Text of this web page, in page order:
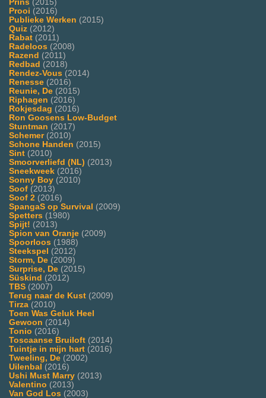
Prins (2015)
Prooi (2016)
Publieke Werken (2015)
Quiz (2012)
Rabat (2011)
Radeloos (2008)
Razend (2011)
Redbad (2018)
Rendez-Vous (2014)
Renesse (2016)
Reunie, De (2015)
Riphagen (2016)
Rokjesdag (2016)
Ron Goosens Low-Budget
Stuntman (2017)
Schemer(2010)
Schone Handen (2015)
Sint (2010)
Smoorverliefd (NL) (2013)
Sneekweek (2016)
Sonny Boy (2010)
Soof (2013)
Soof 2 (2016)
SpangaS op Survival (2009)
Spetters (1980)
Spijt! (2013)
Spion van Oranje (2009)
Spoorloos (1988)
Steekspel (2012)
Storm, De (2009)
Surprise, De (2015)
Süskind (2012)
TBS (2007)
Terug naar de Kust (2009)
Tirza (2010)
Toen Was Geluk Heel
Gewoon (2014)
Tonio (2016)
Toscaanse Bruiloft (2014)
Tuintje in mijn hart (2016)
Tweeling, De (2002)
Uilenbal (2016)
Ushi Must Marry (2013)
Valentino (2013)
Van God Los (2003)